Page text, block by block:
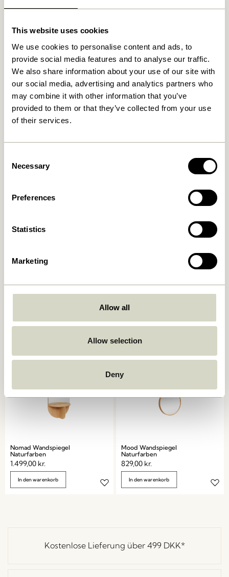
This website uses cookies
We use cookies to personalise content and ads, to
provide social media features and to analyse our traffic.
We also share information about your use of our site with
our social media, advertising and analytics partners who
may combine it with other information that you’ve
provided to them or that they’ve collected from your use
of their services.
Selection
Necessary
Preferences
Statistics
Marketing
Allow all
Allow selection
Deny
Ähnliche Produkte
In den warenkorb
Naturfarben
469,00
In den warenkorb
Nomad Wandspiegel
Naturfarben
1.499,00 kr.
In den warenkorb
Mood Wandspiegel
Naturfarben
829,00 kr.
In den warenkorb
Kostenlose Lieferung über 499 DKK*